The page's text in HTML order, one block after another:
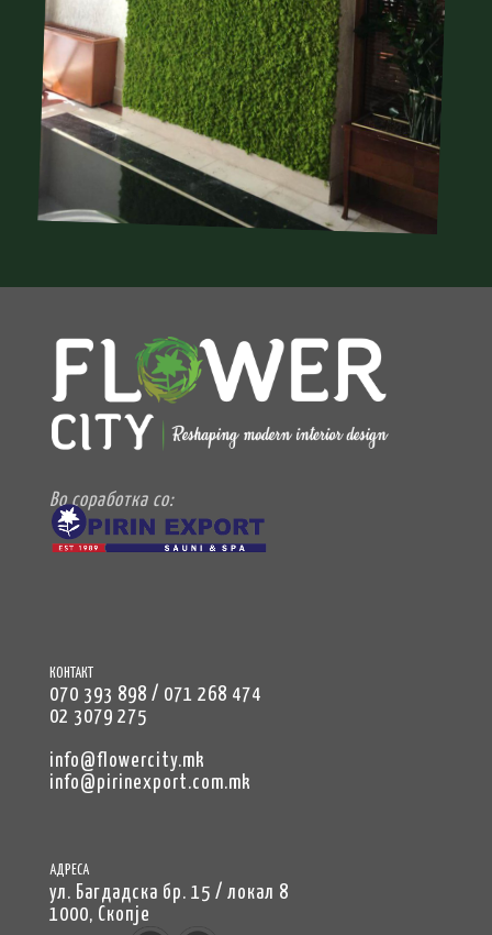
Во соработка со:
КОНТАКТ
070 393 898 / 071 268 474
02 3079 275
info@flowercity.mk
info@pirinexport.com.mk
АДРЕСА
ул. Багдадска бр. 15 / локал 8
1000, Скопје